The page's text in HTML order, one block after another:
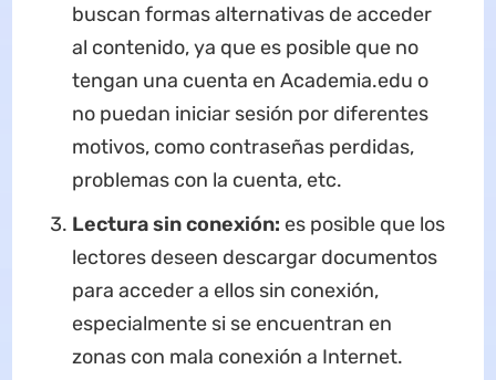
buscan formas alternativas de acceder
al contenido, ya que es posible que no
tengan una cuenta en Academia.edu o
no puedan iniciar sesión por diferentes
motivos, como contraseñas perdidas,
problemas con la cuenta, etc.
Lectura sin conexión: es posible que los
lectores deseen descargar documentos
para acceder a ellos sin conexión,
especialmente si se encuentran en
zonas con mala conexión a Internet.